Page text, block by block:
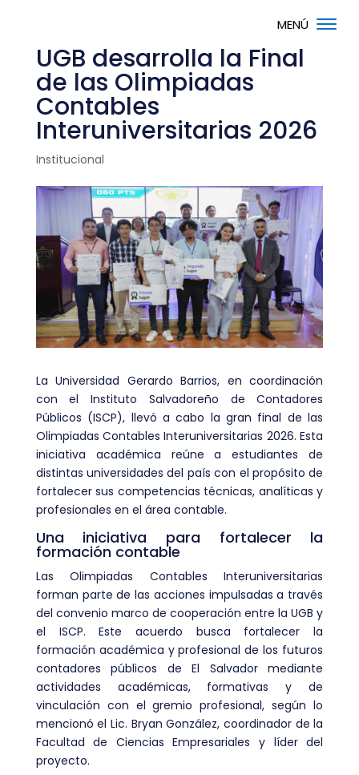
UGB desarrolla la Final
de las Olimpiadas
Contables
Interuniversitarias 2026
Institucional
La Universidad Gerardo Barrios, en coordinación
con el Instituto Salvadoreño de Contadores
Públicos (ISCP), llevó a cabo la gran final de las
Olimpiadas Contables Interuniversitarias 2026. Esta
iniciativa académica reúne a estudiantes de
distintas universidades del país con el propósito de
fortalecer sus competencias técnicas, analíticas y
profesionales en el área contable.
Una iniciativa para fortalecer la
formación contable
Las Olimpiadas Contables Interuniversitarias
forman parte de las acciones impulsadas a través
del convenio marco de cooperación entre la UGB y
el ISCP. Este acuerdo busca fortalecer la
formación académica y profesional de los futuros
contadores públicos de El Salvador mediante
actividades académicas, formativas y de
vinculación con el gremio profesional, según lo
mencionó el Lic. Bryan González, coordinador de la
Facultad de Ciencias Empresariales y líder del
proyecto.